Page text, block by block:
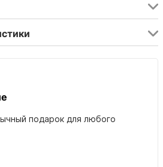
подарок для любого